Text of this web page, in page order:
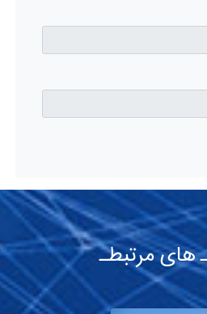
های مرتبطـ